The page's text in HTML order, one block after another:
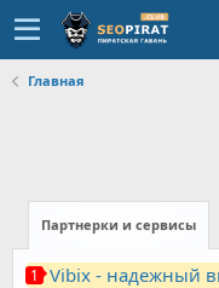
Главная
Партнерки и сервисы
1 Vibix - надежный